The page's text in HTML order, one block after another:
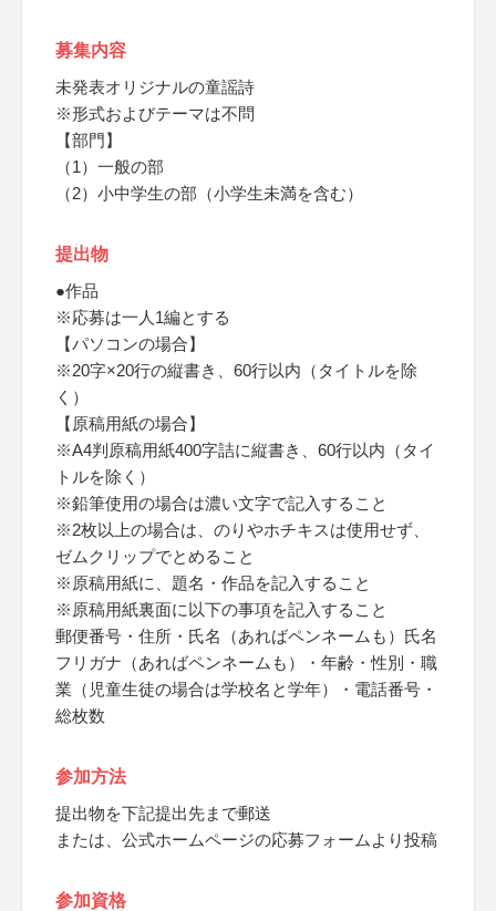
募集内容
未発表オリジナルの童謡詩
※形式およびテーマは不問
【部門】
（1）一般の部
（2）小中学生の部（小学生未満を含む）
提出物
●作品
※応募は一人1編とする
【パソコンの場合】
※20字×20行の縦書き、60行以内（タイトルを除
く）
【原稿用紙の場合】
※A4判原稿用紙400字詰に縦書き、60行以内（タイ
トルを除く）
※鉛筆使用の場合は濃い文字で記入すること
※2枚以上の場合は、のりやホチキスは使用せず、
ゼムクリップでとめること
※原稿用紙に、題名・作品を記入すること
※原稿用紙裏面に以下の事項を記入すること
郵便番号・住所・氏名（あればペンネームも）氏名
フリガナ（あればペンネームも）・年齢・性別・職
業（児童生徒の場合は学校名と学年）・電話番号・
総枚数
参加方法
提出物を下記提出先まで郵送
または、公式ホームページの応募フォームより投稿
参加資格